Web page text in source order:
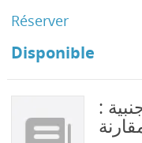
Réserver
Disponible
: